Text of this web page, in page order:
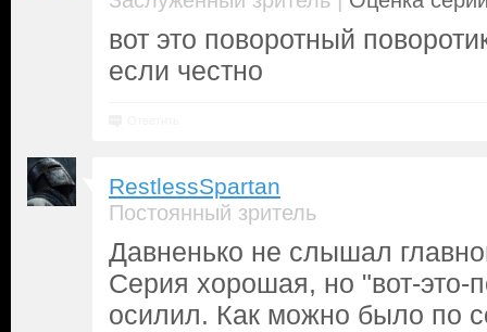
вот это поворотный
если честно
RestlessSpartan
Постоянный зритель
Давненько не слышал
Серия хорошая, но "вот-это-
осилил. Как можно было по